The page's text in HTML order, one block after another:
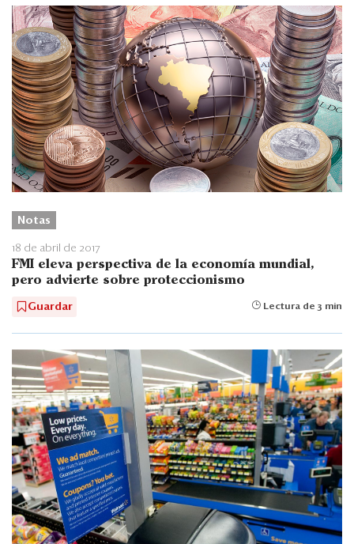
Notas
18 de abril de 2017
FMI eleva perspectiva de la economía mundial,
pero advierte sobre proteccionismo
Guardar Lectura de 3 min